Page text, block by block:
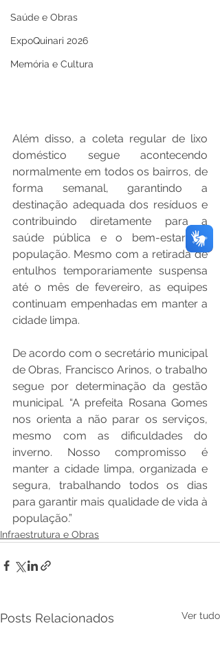
Saúde e Obras
ExpoQuinari 2026
Memória e Cultura
Além disso, a coleta regular de lixo
doméstico segue acontecendo
normalmente em todos os bairros, de
forma semanal, garantindo a
destinação adequada dos resíduos e
contribuindo diretamente para a
saúde pública e o bem-estar da
população. Mesmo com a retirada de
entulhos temporariamente suspensa
até o mês de fevereiro, as equipes
continuam empenhadas em manter a
cidade limpa.
De acordo com o secretário municipal
de Obras, Francisco Arinos, o trabalho
segue por determinação da gestão
municipal. “A prefeita Rosana Gomes
nos orienta a não parar os serviços,
mesmo com as dificuldades do
inverno. Nosso compromisso é
manter a cidade limpa, organizada e
segura, trabalhando todos os dias
para garantir mais qualidade de vida à
população.”
Infraestrutura e Obras
Posts Relacionados Ver tudo